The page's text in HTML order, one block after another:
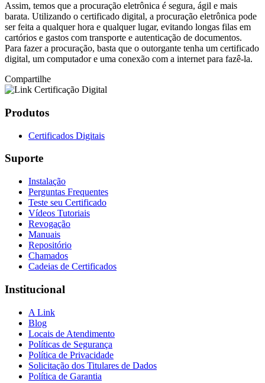
Assim, temos que a procuração eletrônica é segura, ágil e mais
barata. Utilizando o certificado digital, a procuração eletrônica pode
ser feita a qualquer hora e qualquer lugar, evitando longas filas em
cartórios e gastos com transporte e autenticação de documentos.
Para fazer a procuração, basta que o outorgante tenha um certificado
digital, um computador e uma conexão com a internet para fazê-la.
Compartilhe
Produtos
Certificados Digitais
Suporte
Instalação
Perguntas Frequentes
Teste seu Certificado
Vídeos Tutoriais
Revogação
Manuais
Repositório
Chamados
Cadeias de Certificados
Institucional
A Link
Blog
Locais de Atendimento
Políticas de Segurança
Política de Privacidade
Solicitação dos Titulares de Dados
Política de Garantia